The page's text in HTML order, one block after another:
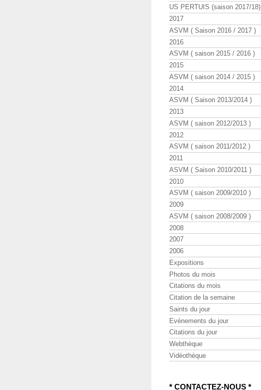
US PERTUIS (saison 2017/18)
2017
ASVM ( Saison 2016 / 2017 )
2016
ASVM ( saison 2015 / 2016 )
2015
ASVM ( saison 2014 / 2015 )
2014
ASVM ( Saison 2013/2014 )
2013
ASVM ( saison 2012/2013 )
2012
ASVM ( saison 2011/2012 )
2011
ASVM ( Saison 2010/2011 )
2010
ASVM ( saison 2009/2010 )
2009
ASVM ( saison 2008/2009 )
2008
2007
2006
Expositions
Photos du mois
Citations du mois
Citation de la semaine
Saints du jour
Evénements du jour
Citations du jour
Webthèque
Vidéothèque
* CONTACTEZ-NOUS *